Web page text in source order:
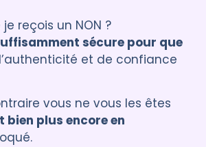
reçois un NON ?
sécure pour que
et de confiance
vous ne vous les êtes
plus encore en